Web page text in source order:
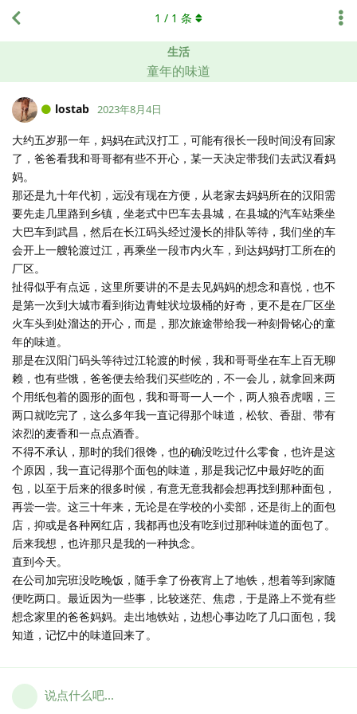
生活
童年的味道
1 / 1 条
lostab 2023年8月4日
大约五岁那一年，妈妈在武汉打工，可能有很长一段时间没有回家
了，爸爸看我和哥哥都有些不开心，某一天决定带我们去武汉看妈
妈。
那还是九十年代初，远没有现在方便，从老家去妈妈所在的汉阳需
要先走几里路到乡镇，坐老式中巴车去县城，在县城的汽车站乘坐
大巴车到武昌，然后在长江码头经过漫长的排队等待，我们坐的车
会开上一艘轮渡过江，再乘坐一段市内火车，到达妈妈打工所在的
厂区。
扯得似乎有点远，这里所要讲的不是去见妈妈的想念和喜悦，也不
是第一次到大城市看到街边青蛙状垃圾桶的好奇，更不是在厂区坐
火车头到处溜达的开心，而是，那次旅途带给我一种刻骨铭心的童
年的味道。
那是在汉阳门码头等待过江轮渡的时候，我和哥哥坐在车上百无聊
赖，也有些饿，爸爸便去给我们买些吃的，不一会儿，就拿回来两
个用纸包着的圆形的面包，我和哥哥一人一个，两人狼吞虎咽，三
两口就吃完了，这么多年我一直记得那个味道，松软、香甜、带有
浓烈的麦香和一点点酒香。
不得不承认，那时的我们很馋，也的确没吃过什么零食，也许是这
个原因，我一直记得那个面包的味道，那是我记忆中最好吃的面
包，以至于后来的很多时候，有意无意我都会想再找到那种面包，
再尝一尝。这三十年来，无论是在学校的小卖部，还是街上的面包
店，抑或是各种网红店，我都再也没有吃到过那种味道的面包了。
后来我想，也许那只是我的一种执念。
直到今天。
在公司加完班没吃晚饭，随手拿了份夜宵上了地铁，想着等到家随
便吃两口。最近因为一些事，比较迷茫、焦虑，于是路上不觉有些
想念家里的爸爸妈妈。走出地铁站，边想心事边吃了几口面包，我
知道，记忆中的味道回来了。
说点什么吧...